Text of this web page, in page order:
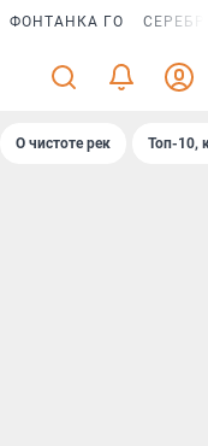
ФОНТАНКА ГО
О чистоте рек Топ-10,